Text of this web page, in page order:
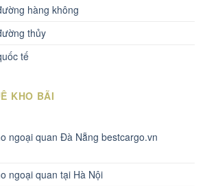
hàng không
thủy
tế
KHO BÃI
ngoại quan Đà Nẵng bestcargo.vn
ngoại quan tại Hà Nội